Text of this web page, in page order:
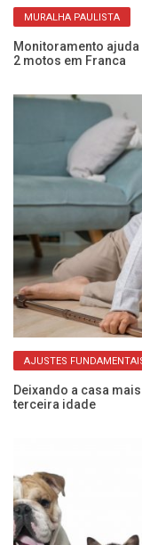
MURALHA PAULISTA
Monitoramento
2 motos em Franca
AJUSTES
Deixando a casa
terceira idade